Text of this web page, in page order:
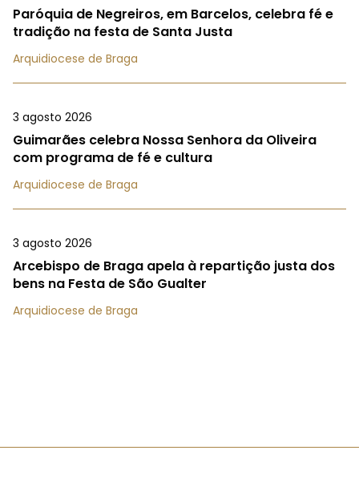
Paróquia de Negreiros, em Barcelos, celebra fé e
tradição na festa de Santa Justa
Arquidiocese de Braga
3 agosto 2026
Guimarães celebra Nossa Senhora da Oliveira
com programa de fé e cultura
Arquidiocese de Braga
3 agosto 2026
Arcebispo de Braga apela à repartição justa dos
bens na Festa de São Gualter
Arquidiocese de Braga